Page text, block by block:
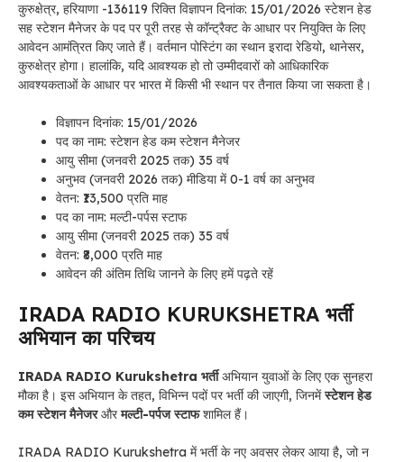
कुरुक्षेत्र, हरियाणा -136119 रिक्ति विज्ञापन दिनांक: 15/01/2026 स्टेशन हेड
सह स्टेशन मैनेजर के पद पर पूरी तरह से कॉन्ट्रैक्ट के आधार पर नियुक्ति के लिए
आवेदन आमंत्रित किए जाते हैं। वर्तमान पोस्टिंग का स्थान इरादा रेडियो, थानेसर,
कुरुक्षेत्र होगा। हालांकि, यदि आवश्यक हो तो उम्मीदवारों को आधिकारिक
आवश्यकताओं के आधार पर भारत में किसी भी स्थान पर तैनात किया जा सकता है।
विज्ञापन दिनांक: 15/01/2026
पद का नाम: स्टेशन हेड कम स्टेशन मैनेजर
आयु सीमा (जनवरी 2025 तक) 35 वर्ष
अनुभव (जनवरी 2026 तक) मीडिया में 0-1 वर्ष का अनुभव
वेतन: ₹13,500 प्रति माह
पद का नाम: मल्टी-पर्पस स्टाफ
आयु सीमा (जनवरी 2025 तक) 35 वर्ष
वेतन: ₹8,000 प्रति माह
आवेदन की अंतिम तिथि जानने के लिए हमें पढ़ते रहें
IRADA RADIO KURUKSHETRA भर्ती
अभियान का परिचय
IRADA RADIO Kurukshetra भर्तीअभियान युवाओं के लिए एक सुनहरा
मौका है। इस अभियान के तहत, विभिन्न पदों पर भर्ती की जाएगी, जिनमेंस्टेशन हेड
कम स्टेशन मैनेजरऔरमल्टी-पर्पज स्टाफशामिल हैं।
IRADA RADIO Kurukshetra में भर्ती के नए अवसर लेकर आया है, जो न